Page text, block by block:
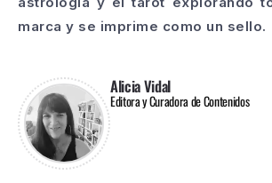
marca y se imprime como un sello.
Alicia Vidal
Editora y Curadora de Contenidos